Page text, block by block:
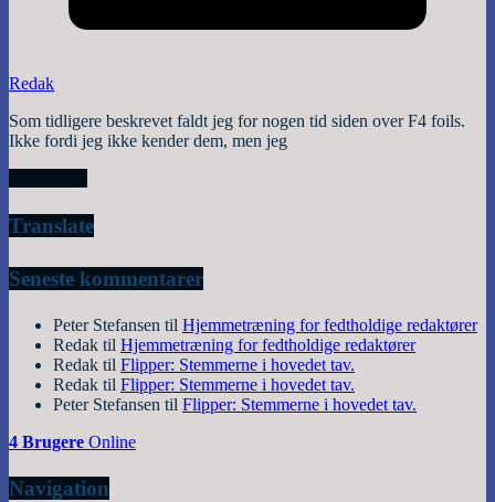
Redak
Som tidligere beskrevet faldt jeg for nogen tid siden over F4 foils.
Ikke fordi jeg ikke kender dem, men jeg
Translate
Seneste kommentarer
Peter Stefansen til Hjemmetræning for fedtholdige redaktører
Redak til Hjemmetræning for fedtholdige redaktører
Redak til Flipper: Stemmerne i hovedet tav.
Redak til Flipper: Stemmerne i hovedet tav.
Peter Stefansen til Flipper: Stemmerne i hovedet tav.
4 Brugere Online
Navigation